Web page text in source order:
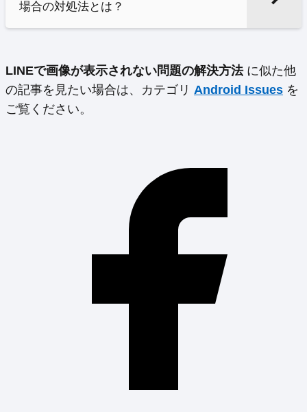
場合の対処法とは？
LINEで画像が表示されない問題の解決方法に似た他
の記事を見たい場合は、カテゴリ Android Issues を
ご覧ください。